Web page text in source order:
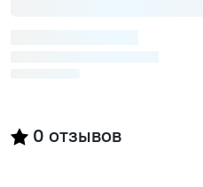
0 отзывов